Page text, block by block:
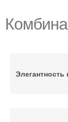
Элегантность